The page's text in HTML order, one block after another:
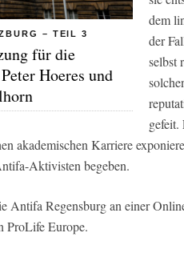
– TEIL 3
für die
Hoeres und
dem
der
selbst
gefeit.
akademischen Karriere
Aktivisten begeben.
Antifa Regensburg an einer
ProLife Europe.